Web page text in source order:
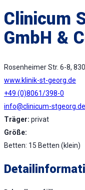
Clinicum
GmbH &
Rosenheimer Str. 6-8,
www.klinik-st-georg.de
+49 (0)8061/398-0
info@clinicum-stgeorg.de
Träger: privat
Größe:
Betten: 15 Betten (klein)